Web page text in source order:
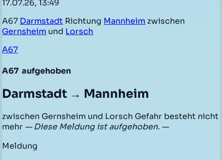
17.07.26, 13:49
A67 Darmstadt Richtung Mannheim zwischen
Gernsheim und Lorsch
A67
A67 aufgehoben
Darmstadt → Mannheim
zwischen Gernsheim und Lorsch Gefahr besteht nicht
mehr — Diese Meldung ist aufgehoben. —
Meldung